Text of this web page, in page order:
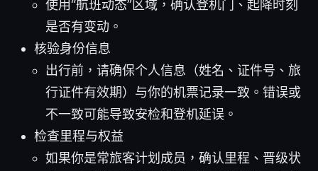
使用“航班动态”区域，确认登机门、起降时刻
是否有变动。
核验身份信息
出行前，请确保个人信息（姓名、证件号、旅
行证件有效期）与你的机票记录一致。错误或
不一致可能导致安检和登机延误。
检查里程与权益
如果你是常旅客计划成员，确认里程、晋级状